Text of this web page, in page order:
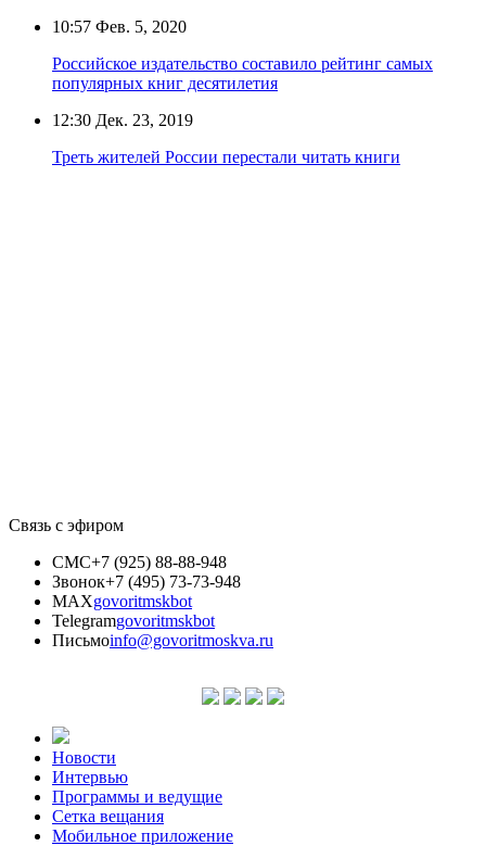
10:57 Фев. 5, 2020
Российское издательство составило рейтинг самых
популярных книг десятилетия
12:30 Дек. 23, 2019
Треть жителей России перестали читать книги
Связь с эфиром
СМС+7 (925) 88-88-948
Звонок+7 (495) 73-73-948
MAXgovoritmskbot
Telegramgovoritmskbot
Письмоinfo@govoritmoskva.ru
Новости
Интервью
Программы и ведущие
Сетка вещания
Мобильное приложение